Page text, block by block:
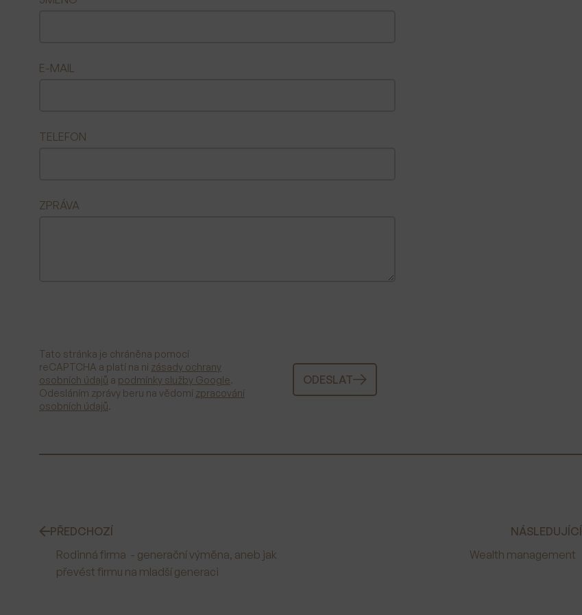
E-MAIL
TELEFON
ZPRÁVA
Tato stránka je chráněna pomocí
reCAPTCHA a platí na ni zásady ochrany
osobních údajů a podmínky služby Google.
Odesláním zprávy beru na vědomí zpracování
osobních údajů.
ODESLAT
PŘEDCHOZÍ
Rodinná firma - generační výměna, aneb jak
převést firmu na mladší generaci
NÁSLEDUJÍCÍ
Wealth management